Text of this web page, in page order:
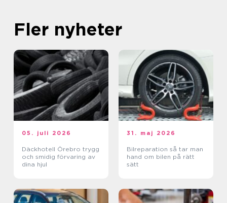
Fler nyheter
05. juli 2026
Däckhotell Örebro trygg
och smidig förvaring av
dina hjul
31. maj 2026
Bilreparation så tar man
hand om bilen på rätt
sätt